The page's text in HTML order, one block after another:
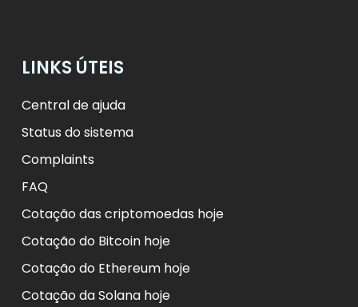
LINKS ÚTEIS
Central de ajuda
Status do sistema
Complaints
FAQ
Cotação das criptomoedas hoje
Cotação do Bitcoin hoje
Cotação do Ethereum hoje
Cotação da Solana hoje